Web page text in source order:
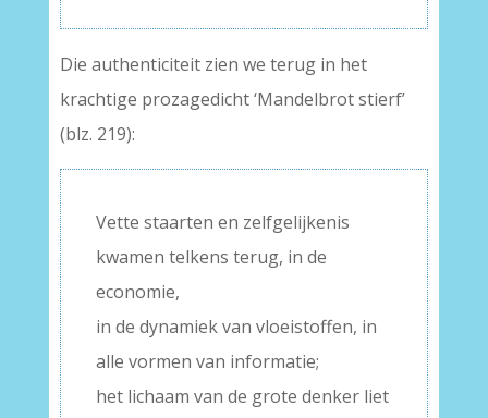
Die authenticiteit zien we terug in het
krachtige prozagedicht ‘Mandelbrot stierf’
(blz. 219):
Vette staarten en zelfgelijkenis
kwamen telkens terug, in de
economie,
in de dynamiek van vloeistoffen, in
alle vormen van informatie;
het lichaam van de grote denker liet